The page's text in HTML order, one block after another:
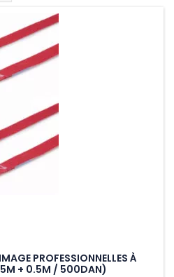
PROFESSIONNELLES À
+ 0.5M / 500DAN)